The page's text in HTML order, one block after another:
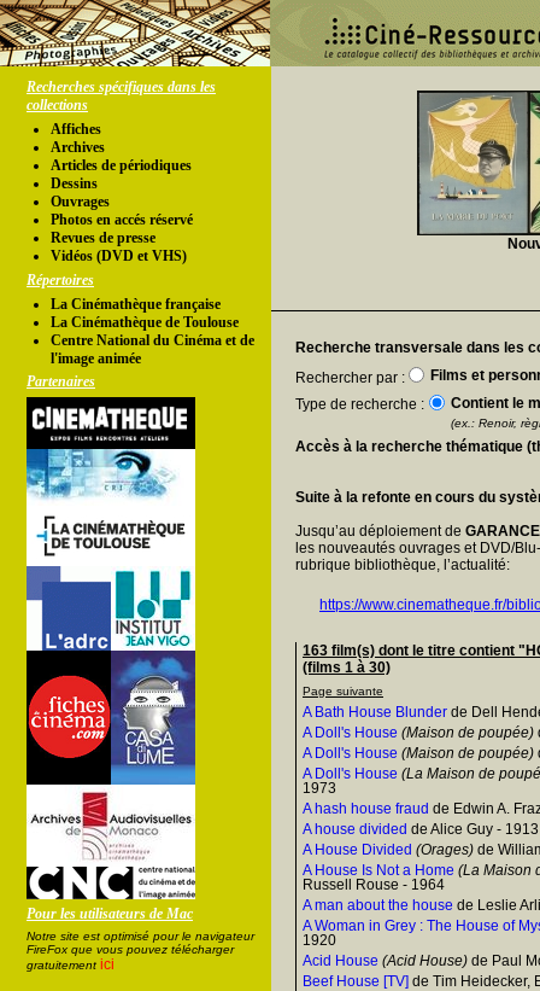
Recherches spécifiques dans les
collections
Affiches
Archives
Articles de périodiques
Dessins
Ouvrages
Photos en accés réservé
Revues de presse
Vidéos (DVD et VHS)
Répertoires
La Cinémathèque française
La Cinémathèque de Toulouse
Centre National du Cinéma et de
l'image animée
Partenaires
Pour les utilisateurs de Mac
Notre site est optimisé pour le navigateur
FireFox que vous pouvez télécharger
gratuitement ici
Recherche transversale dans les
Rechercher par :
Films et
Type de recherche :
Contient le
(ex.: Renoir,
Accès à la recherche thématique
Suite à la refonte en cours du
Jusqu’au déploiement de
les nouveautés ouvrages et DVD/
rubrique bibliothèque, l’actualité:
https://www.cinematheque.fr/
163 film(s) dont le titre contient
(films 1 à 30)
Page suivante
A Bath House Blunder de Dell
A Doll's House (Maison de poupée)
A Doll's House (Maison de poupée)
A Doll's House (La Maison de
1973
A hash house fraud de Edwin A.
A house divided de Alice Guy - 1913
A House Divided (Orages) de
A House Is Not a Home (La Maison
Russell Rouse - 1964
A man about the house de Leslie
A Woman in Grey : The House of
1920
Acid House (Acid House) de Paul
Beef House [TV] de Tim Heidecker,